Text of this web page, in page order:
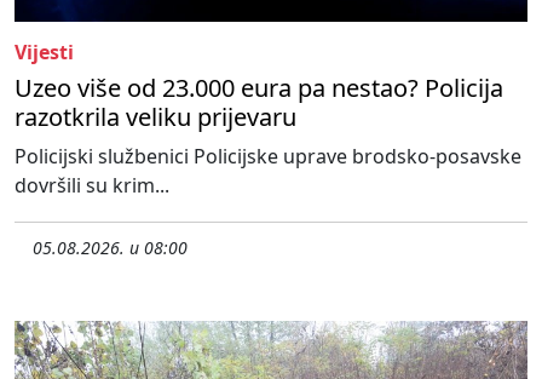
Vijesti
Uzeo više od 23.000 eura pa nestao? Policija
razotkrila veliku prijevaru
Policijski službenici Policijske uprave brodsko-posavske
dovršili su krim...
05.08.2026. u 08:00